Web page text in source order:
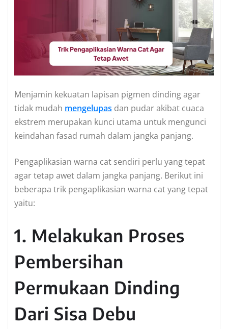
Menjamin kekuatan lapisan pigmen dinding agar
tidak mudah mengelupas dan pudar akibat cuaca
ekstrem merupakan kunci utama untuk mengunci
keindahan fasad rumah dalam jangka panjang.
Pengaplikasian warna cat sendiri perlu yang tepat
agar tetap awet dalam jangka panjang. Berikut ini
beberapa trik pengaplikasian warna cat yang tepat
yaitu:
1. Melakukan Proses
Pembersihan
Permukaan Dinding
Dari Sisa Debu